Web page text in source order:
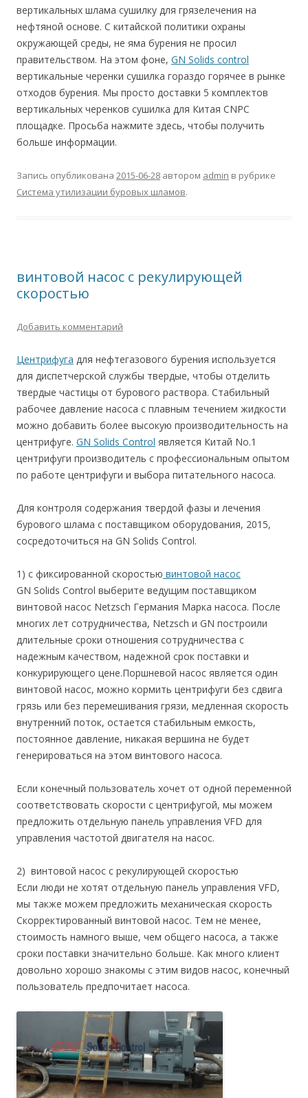
вертикальных шлама сушилку для грязелечения на
нефтяной основе. С китайской политики охраны
окружающей среды, не яма бурения не просил
правительством. На этом фоне, GN Solids control
вертикальные черенки сушилка гораздо горячее в рынке
отходов бурения. Мы просто доставки 5 комплектов
вертикальных черенков сушилка для Китая CNPC
площадке. Просьба нажмите здесь, чтобы получить
больше информации.
Запись опубликована 2015-06-28 автором admin в рубрике
Система утилизации буровых шламов.
винтовой насос с рекулирующей
скоростью
Добавить комментарий
Центрифуга для нефтегазового бурения используется
для диспетчерской службы твердые, чтобы отделить
твердые частицы от бурового раствора. Стабильный
рабочее давление насоса с плавным течением жидкости
можно добавить более высокую производительность на
центрифуге. GN Solids Control является Китай No.1
центрифуги производитель с профессиональным опытом
по работе центрифуги и выбора питательного насоса.
Для контроля содержания твердой фазы и лечения
бурового шлама с поставщиком оборудования, 2015,
сосредоточиться на GN Solids Control.
1) с фиксированной скоростью винтовой насос
GN Solids Control выберите ведущим поставщиком
винтовой насос Netzsch Германия Марка насоса. После
многих лет сотрудничества, Netzsch и GN построили
длительные сроки отношения сотрудничества с
надежным качеством, надежной срок поставки и
конкурирующего цене.Поршневой насос является один
винтовой насос, можно кормить центрифуги без сдвига
грязь или без перемешивания грязи, медленная скорость
внутренний поток, остается стабильным емкость,
постоянное давление, никакая вершина не будет
генерироваться на этом винтового насоса.
Если конечный пользователь хочет от одной переменной
соответствовать скорости с центрифугой, мы можем
предложить отдельную панель управления VFD для
управления частотой двигателя на насос.
2) винтовой насос с рекулирующей скоростью
Если люди не хотят отдельную панель управления VFD,
мы также можем предложить механическая скорость
Скорректированный винтовой насос. Тем не менее,
стоимость намного выше, чем общего насоса, а также
сроки поставки значительно больше. Как много клиент
довольно хорошо знакомы с этим видов насос, конечный
пользователь предпочитает насоса.